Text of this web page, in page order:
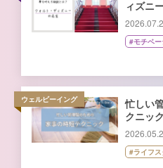
ィズニ
#モチベ
ウェルビーイング
忙しい
クニック
#ライフ